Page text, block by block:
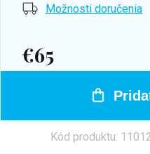
Možnosti doručenia
€65
Jednotková
Kód produktu: 11012